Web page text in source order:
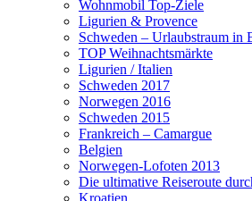
Wohnmobil Top-Ziele
Ligurien & Provence
Schweden – Urlaubstraum in
TOP Weihnachtsmärkte
Ligurien / Italien
Schweden 2017
Norwegen 2016
Schweden 2015
Frankreich – Camargue
Belgien
Norwegen-Lofoten 2013
Die ultimative Reiseroute
Kroatien